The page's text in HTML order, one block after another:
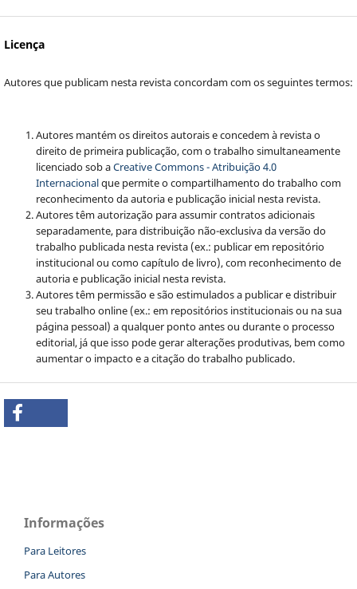
Licença
Autores que publicam nesta revista concordam com os seguintes termos:
Autores mantém os direitos autorais e concedem à revista o
direito de primeira publicação, com o trabalho simultaneamente
licenciado sob aCreative Commons - Atribuição 4.0
Internacionalque permite o compartilhamento do trabalho com
reconhecimento da autoria e publicação inicial nesta revista.
Autores têm autorização para assumir contratos adicionais
separadamente, para distribuição não-exclusiva da versão do
trabalho publicada nesta revista (ex.: publicar em repositório
institucional ou como capítulo de livro), com reconhecimento de
autoria e publicação inicial nesta revista.
Autores têm permissão e são estimulados a publicar e distribuir
seu trabalho online (ex.: em repositórios institucionais ou na sua
página pessoal) a qualquer ponto antes ou durante o processo
editorial, já que isso pode gerar alterações produtivas, bem como
aumentar o impacto e a citação do trabalho publicado.
Informações
Para Leitores
Para Autores